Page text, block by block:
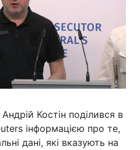
Костін поділився в
інформацією про те,
дані, які вказують на